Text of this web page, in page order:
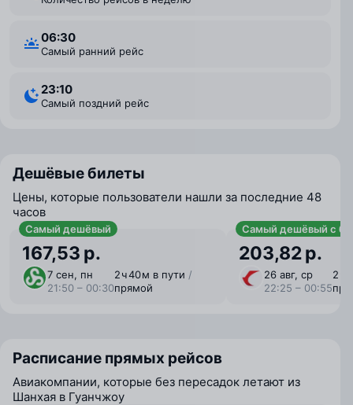
06:30
Самый ранний рейс
23:10
Самый поздний рейс
Дешёвые билеты
Цены, которые пользователи нашли за последние 48
часов
Самый дешёвый
167,53 р.
7 сен, пн
21:50 – 00:30
2 ⁠ч 40 ⁠м в пути /
прямой
Самый дешёвый с
203,82 р.
26 авг, ср
22:25 – 00:55
2 ⁠ч
Расписание прямых рейсов
Авиакомпании, которые без пересадок летают из
Шанхая в Гуанчжоу